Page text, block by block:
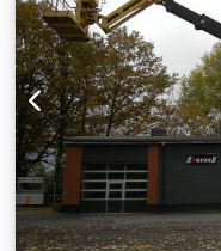
sürüş durumu:100
parkımızdan, 13,5
düzenli olarak bakımı
kaldırma makinesi
sayesinde makine
satış fiyatına,
inceleme raporları
hakkında da ayrıntılı
kapsamlı teknik
Csdszp Hkrepfx Agkeha